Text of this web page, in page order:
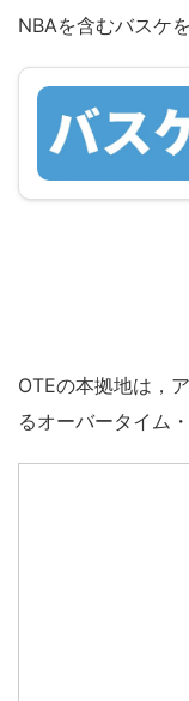
NBAを含むバスケ
OTEの本拠地は，
るオーバータイム